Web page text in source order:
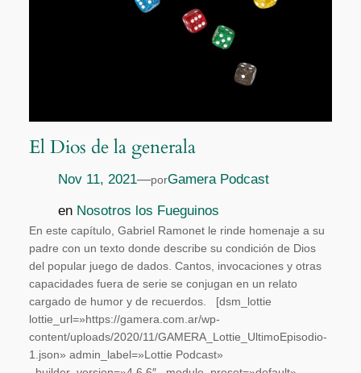
El Dios de la generala
Nov 11, 2021—porGamera Podcast
en Nosotros los Fueguinos
En este capítulo, Gabriel Ramonet le rinde homenaje a su
padre con un texto donde describe su condición de Dios
del popular juego de dados. Cantos, invocaciones y otras
capacidades fuera de serie se conjugan en un relato
cargado de humor y de recuerdos. [dsm_lottie
lottie_url=»https://gamera.com.ar/wp-
content/uploads/2020/11/GAMERA_Lottie_UltimoEpisodio-
1.json» admin_label=»Lottie Podcast»